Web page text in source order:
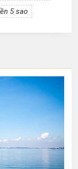
5 sao